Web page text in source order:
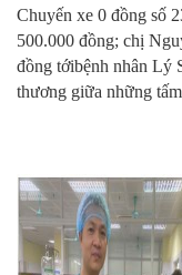
Chuyến xe 0 đồng số
500.000 đồng; chị
đồng tớibệnh nhân Lý
thương giữa những